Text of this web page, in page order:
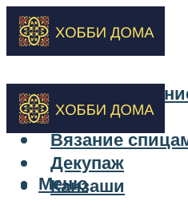
Вышивка
Вязание
Декупаж
Канзаши
Меню